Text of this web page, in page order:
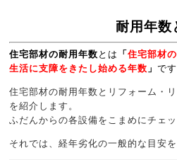
耐用年数
住宅部材の耐用年数 とは 「 住宅部材
生活に支障をきたし始める年数 」 です
住宅部材の耐用年数とリフォーム・
を紹介します。
ふだんからの各設備をこまめにチェ
それでは、経年劣化の一般的な目安を